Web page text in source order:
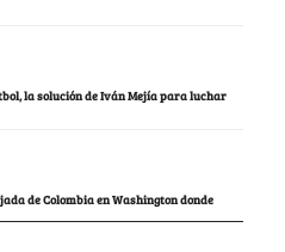
la solución de Iván Mejía para luchar
de Colombia en Washington donde